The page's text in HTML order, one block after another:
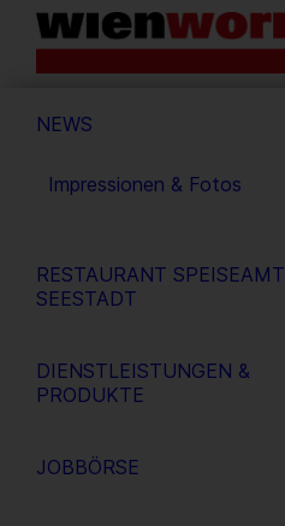
Barrierefreie
Bedienung
Webseite
NEWS
Impressionen & Fotos
RESTAURANT SPEISEAMT
SEESTADT
DIENSTLEISTUNGEN &
PRODUKTE
JOBBÖRSE